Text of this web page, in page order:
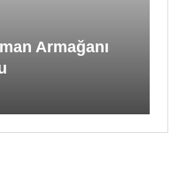
Armağanı